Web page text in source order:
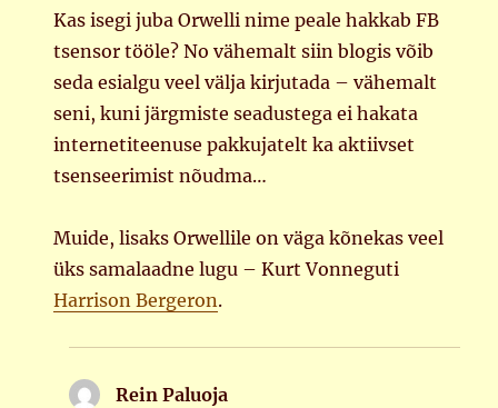
Kas isegi juba Orwelli nime peale hakkab FB
tsensor tööle? No vähemalt siin blogis võib
seda esialgu veel välja kirjutada – vähemalt
seni, kuni järgmiste seadustega ei hakata
internetiteenuse pakkujatelt ka aktiivset
tsenseerimist nõudma…
Muide, lisaks Orwellile on väga kõnekas veel
üks samalaadne lugu – Kurt Vonneguti
Harrison Bergeron.
Rein Paluoja